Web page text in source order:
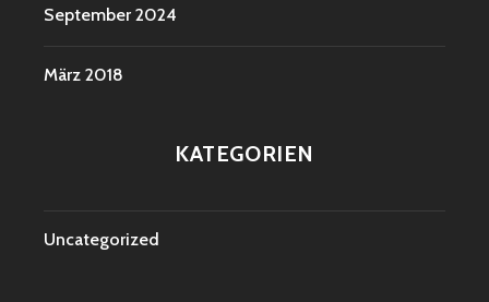
September 2024
März 2018
KATEGORIEN
Uncategorized